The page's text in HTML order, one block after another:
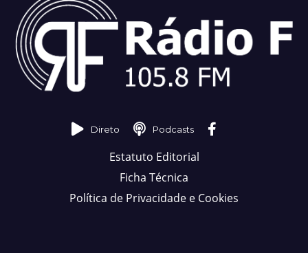
Direto Podcasts
Estatuto Editorial
Ficha Técnica
Política de Privacidade e Cookies